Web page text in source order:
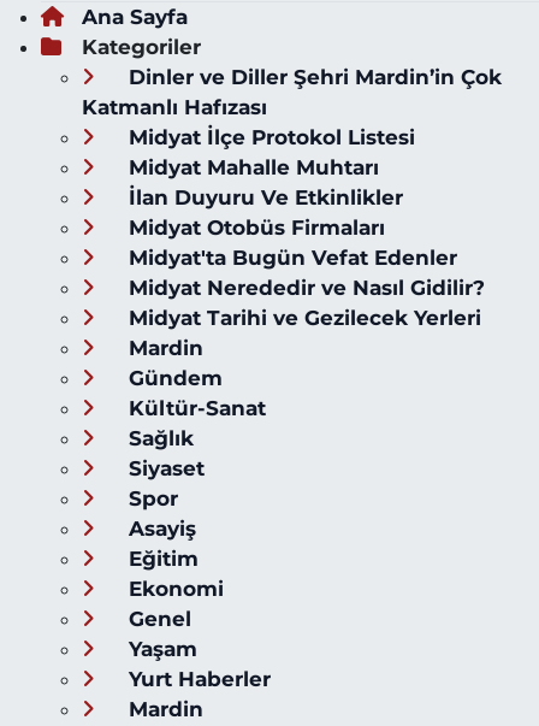
Ana Sayfa
Kategoriler
Dinler ve Diller Şehri Mardin’in Çok
Katmanlı Hafızası
Midyat İlçe Protokol Listesi
Midyat Mahalle Muhtarı
İlan Duyuru Ve Etkinlikler
Midyat Otobüs Firmaları
Midyat'ta Bugün Vefat Edenler
Midyat Nerededir ve Nasıl Gidilir?
Midyat Tarihi ve Gezilecek Yerleri
Mardin
Gündem
Kültür-Sanat
Sağlık
Siyaset
Spor
Asayiş
Eğitim
Ekonomi
Genel
Yaşam
Yurt Haberler
Mardin